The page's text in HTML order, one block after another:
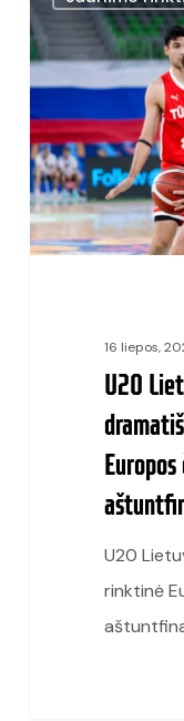
Lietuvos
rinktinė
po
dramatiškos
kovos
pralaimėjo
Europos
čempionato
16 liepos,
U20
U20
rinktinė